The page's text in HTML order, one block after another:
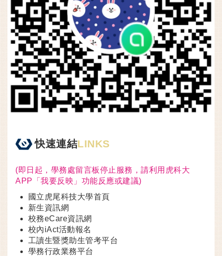
快速連結LINKS
(即日起，學務處留言板停止服務，請利用虎科大
APP「我要反映」功能反應或建議)
國立虎尾科技大學首頁
新生資訊網
校務eCare資訊網
校內iAct活動報名
工讀生暨獎助生管考平台
學務行政業務平台